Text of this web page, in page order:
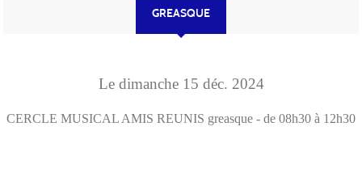
GREASQUE
Le dimanche 15 déc. 2024
CERCLE MUSICAL AMIS REUNIS greasque - de 08h30 à 12h30